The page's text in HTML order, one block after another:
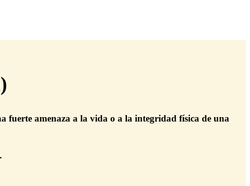
fuerte amenaza a la vida o a la integridad física de una